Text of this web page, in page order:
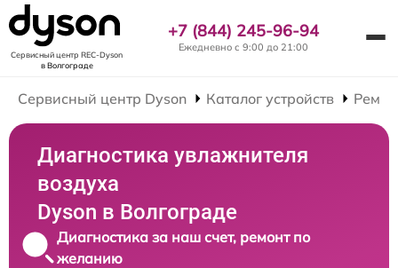
Сервисный центр REC-Dyson
в Волгограде
+7 (844) 245-96-94
Ежедневно с 9:00 до 21:00
Сервисный центр Dyson Каталог устройств
Диагностика увлажнителя
воздуха
Dyson в Волгограде
Диагностика за наш счет, ремонт по
желанию